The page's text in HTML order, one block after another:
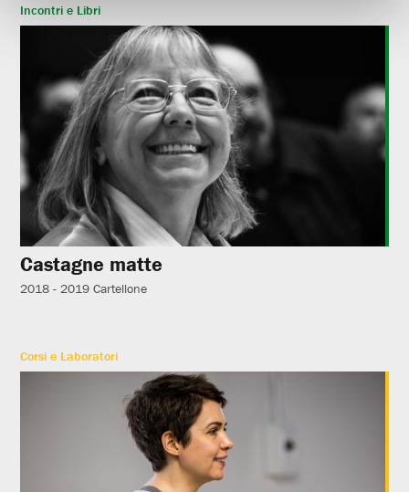
Incontri e Libri
Castagne matte
2018 - 2019 Cartellone
Corsi e Laboratori